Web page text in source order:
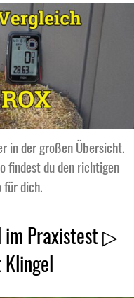
in der großen Übersicht.
findest du den richtigen
für dich.
im Praxistest ▷